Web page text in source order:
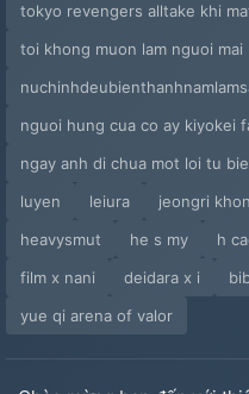
tokyo revengers alltake khi
toi khong muon lam nguoi mai
nguoi hung cua co ay kiyokei
ngay anh di chua mot loi tu
luyen
leiura jeongri
heavysmut
he s my h
film x nani
deidara x i
yue qi arena of valor